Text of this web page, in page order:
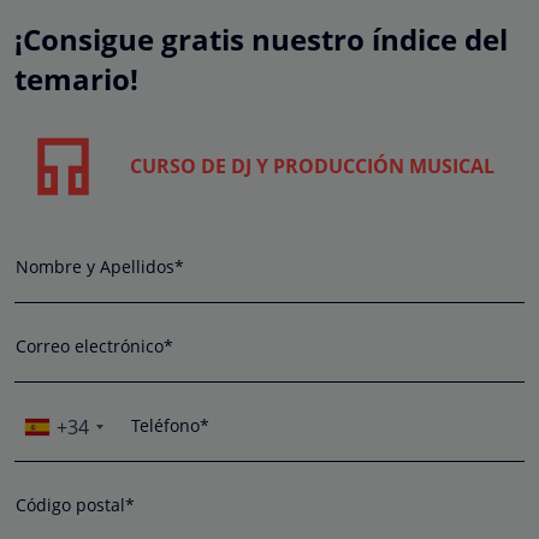
¡Consigue gratis nuestro índice del
temario!
CURSO DE DJ Y PRODUCCIÓN MUSICAL
Nombre y Apellidos*
Correo electrónico*
+34 Teléfono*
Código postal*